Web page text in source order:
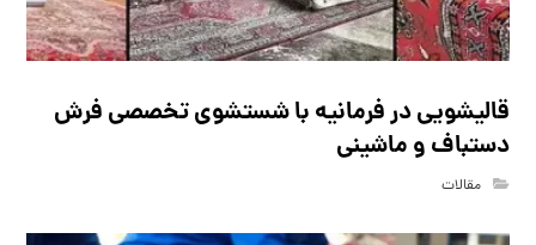
قالیشویی در فرمانیه با شستشوی تخصصی فرش
دستباف و ماشینی
مقالات